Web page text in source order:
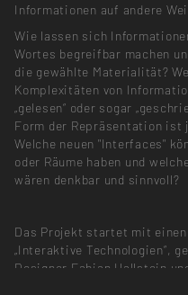
Informationen auf andere
Wie lassen sich
Wortes begreifbar machen
die gewählte Materialität?
Komplexitäten von
„gelesen“ oder sogar
Form der Repräsentation ist
Welche neuen "Interfaces"
oder Räume haben und
wären denkbar und sinnvoll?
Das Projekt startet mit
„Interaktive Technologien“,
Designer Fabian Hallstein